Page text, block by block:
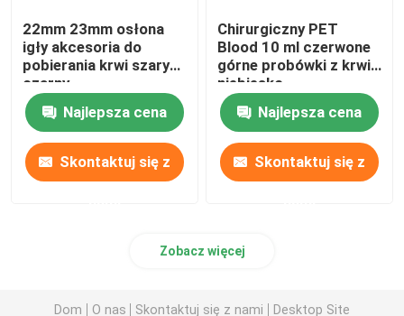
22mm 23mm osłona
igły akcesoria do
pobierania krwi szary
czarny
Najlepsza cena
Skontaktuj się z
Chirurgiczny PET
Blood 10 ml czerwone
górne probówki z krwią
niebiesko-
pomarańczowe
Najlepsza cena
Skontaktuj się z
Zobacz więcej
Dom O nas Skontaktuj się z nami Desktop Site